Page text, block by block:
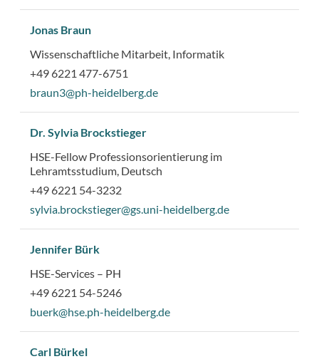
Jonas Braun
Wissenschaftliche Mitarbeit, Informatik
+49 6221 477-6751
braun3@ph-heidelberg.de
Dr. Sylvia Brockstieger
HSE-Fellow Professionsorientierung im
Lehramtsstudium, Deutsch
+49 6221 54-3232
sylvia.brockstieger@gs.uni-heidelberg.de
Jennifer Bürk
HSE-Services – PH
+49 6221 54-5246
buerk@hse.ph-heidelberg.de
Carl Bürkel